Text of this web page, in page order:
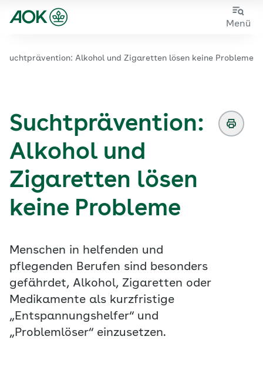
Zum
Zur
Menü
Zur Startseite von der Website aok.de/gp
Suchtprävention: Alkohol und Zigaretten lösen keine Probleme
Suchtprävention:
Alkohol und
Zigaretten lösen
keine Probleme
Menschen in helfenden und
pflegenden Berufen sind besonders
gefährdet, Alkohol, Zigaretten oder
Medikamente als kurzfristige
„Entspannungshelfer“ und
„Problemlöser“ einzusetzen.